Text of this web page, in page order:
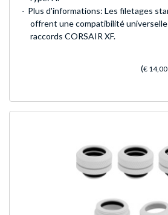
Plus d'informations: Les filetages
offrent une compatibilité
raccords CORSAIR XF.
(€ 14,00